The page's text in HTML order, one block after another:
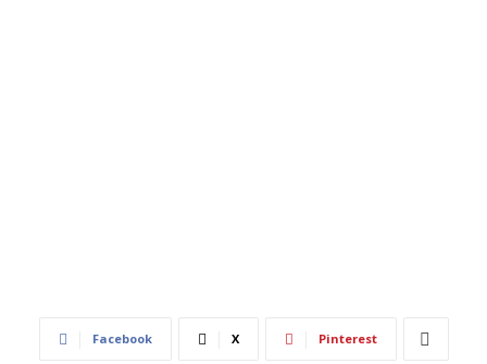
Facebook X Pinterest